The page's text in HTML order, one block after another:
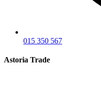
015 350 567
Astoria Trade